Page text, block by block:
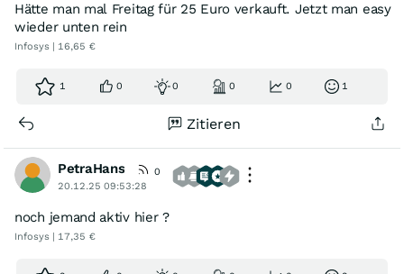
Hätte man mal Freitag für 25 Euro verkauft. Jetzt man easy
wieder unten rein
Infosys | 16,65 €
1 0 0 0 0 1
Zitieren
PetraHans
0
20.12.25 09:53:28
noch jemand aktiv hier ?
Infosys | 17,35 €